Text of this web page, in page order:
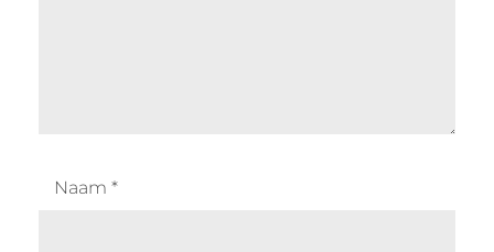
Naam *